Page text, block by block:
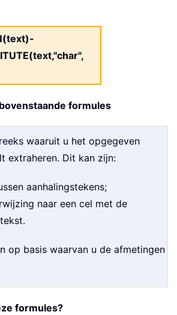
formules
waaruit u het opgegeven
extraheren. Dit kan zijn:
aanhalingstekens;
naar een cel met de
op basis waarvan u de afmetingen
formules?